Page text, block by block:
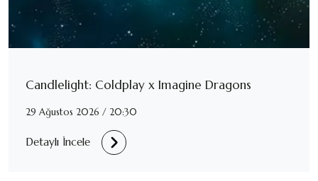
Candlelight: Coldplay x Imagine Dragons
29 Ağustos 2026 / 20:30
Detaylı İncele